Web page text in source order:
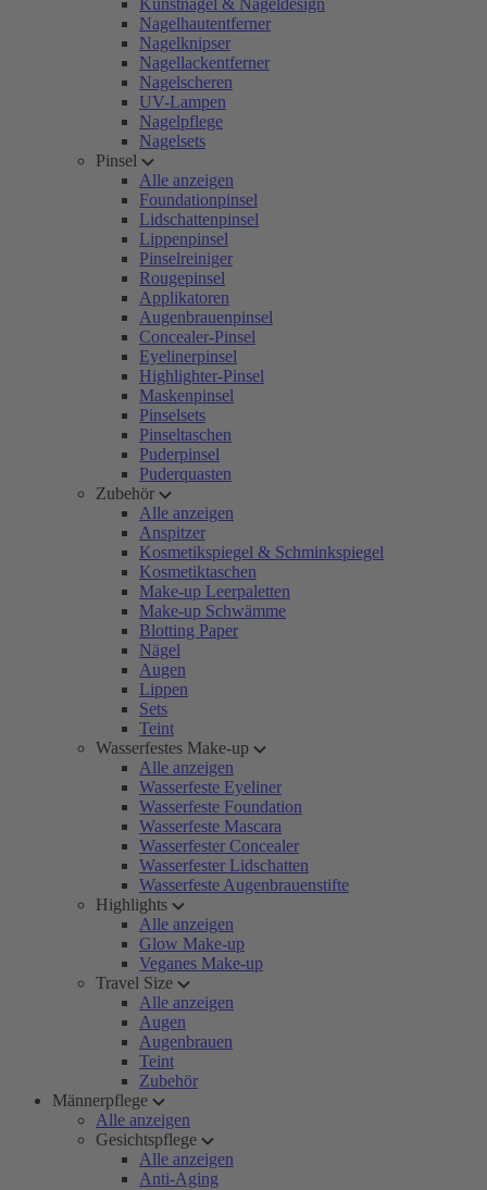
Kunstnägel & Nageldesign
Nagelhautentferner
Nagelknipser
Nagellackentferner
Nagelscheren
UV-Lampen
Nagelpflege
Nagelsets
Pinsel
Alle anzeigen
Foundationpinsel
Lidschattenpinsel
Lippenpinsel
Pinselreiniger
Rougepinsel
Applikatoren
Augenbrauenpinsel
Concealer-Pinsel
Eyelinerpinsel
Highlighter-Pinsel
Maskenpinsel
Pinselsets
Pinseltaschen
Puderpinsel
Puderquasten
Zubehör
Alle anzeigen
Anspitzer
Kosmetikspiegel & Schminkspiegel
Kosmetiktaschen
Make-up Leerpaletten
Make-up Schwämme
Blotting Paper
Nägel
Augen
Lippen
Sets
Teint
Wasserfestes Make-up
Alle anzeigen
Wasserfeste Eyeliner
Wasserfeste Foundation
Wasserfeste Mascara
Wasserfester Concealer
Wasserfester Lidschatten
Wasserfeste Augenbrauenstifte
Highlights
Alle anzeigen
Glow Make-up
Veganes Make-up
Travel Size
Alle anzeigen
Augen
Augenbrauen
Teint
Zubehör
Männerpflege
Alle anzeigen
Gesichtspflege
Alle anzeigen
Anti-Aging